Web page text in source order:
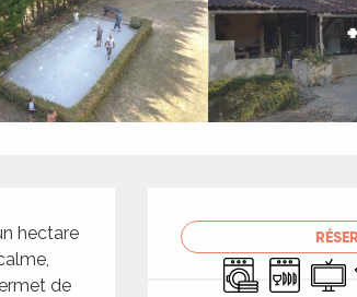
Lave linge
Lave
hectare
de